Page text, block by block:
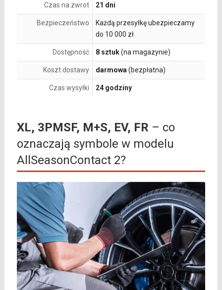
Czas na zwrot 21 dni
Bezpieczeństwo
Każdą przesyłkę ubezpieczamy
do 10 000 zł
Dostępność 8 sztuk(na magazynie)
Koszt dostawy darmowa (bezpłatna)
Czas wysyłki 24 godziny
XL, 3PMSF, M+S, EV, FR – co
oznaczają symbole w modelu
AllSeasonContact 2?